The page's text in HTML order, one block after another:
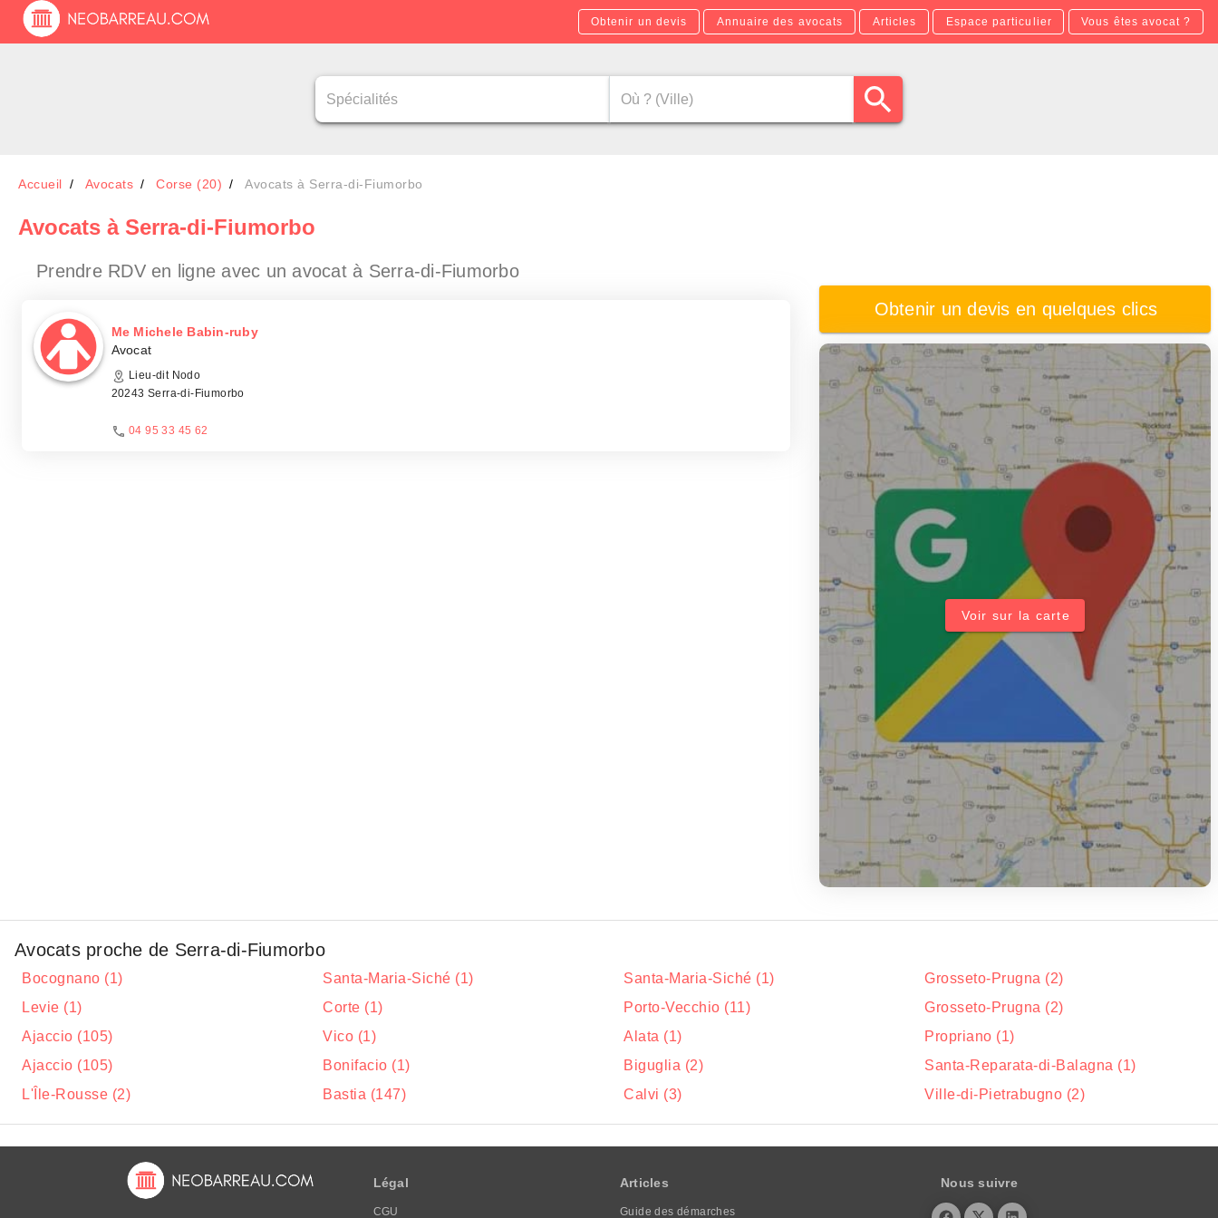
Obtenir un devis Annuaire des avocats Articles Espace particulier Vous êtes avocat ?
Accueil Avocats Corse (20) Avocats à Serra-di-Fiumorbo
Avocats à Serra-di-Fiumorbo
Prendre RDV en ligne avec un avocat à Serra-di-Fiumorbo
Me Michele Babin-ruby
Avocat
Lieu-dit Nodo
20243 Serra-di-Fiumorbo
04 95 33 45 62
Obtenir un devis en quelques clics
Voir sur la carte
Avocats proche de Serra-di-Fiumorbo
Bocognano (1) Santa-Maria-Siché (1) Santa-Maria-Siché (1)
Grosseto-Prugna (2)
Levie (1)
Corte (1) Porto-Vecchio (11)
Grosseto-Prugna (2)
Ajaccio (105)
Vico (1) Alata (1)
Propriano (1)
Ajaccio (105)
Bonifacio (1) Biguglia (2)
Santa-Reparata-di-Balagna (1)
L'Île-Rousse (2)
Bastia (147) Calvi (3) Ville-di-Pietrabugno (2)
Légal
CGU
Articles
Guide des démarches
Nous suivre